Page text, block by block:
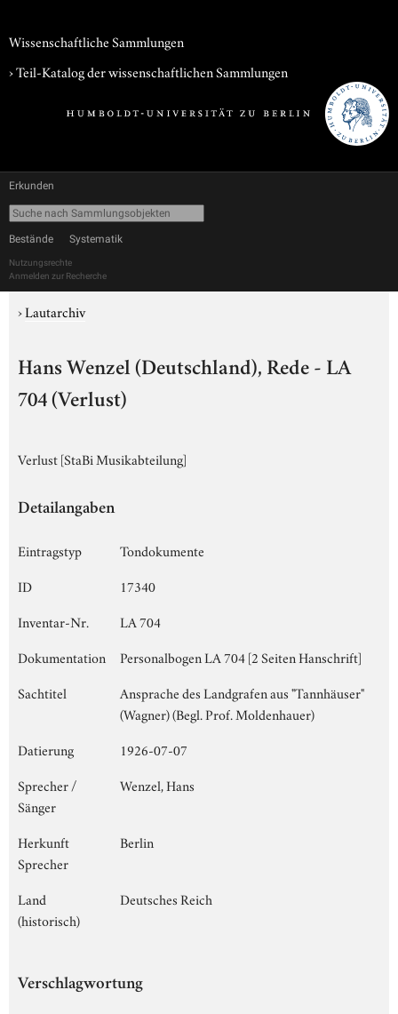
Wissenschaftliche Sammlungen
› Teil-Katalog der wissenschaftlichen Sammlungen
Erkunden
Bestände Systematik
Nutzungsrechte
Anmelden zur Recherche
›Lautarchiv
Hans Wenzel (Deutschland), Rede - LA
704 (Verlust)
Verlust [StaBi Musikabteilung]
Detailangaben
Eintragstyp
Tondokumente
ID
17340
Inventar-Nr.
LA 704
Dokumentation
Personalbogen LA 704 [2 Seiten Hanschrift]
Sachtitel
Ansprache des Landgrafen aus "Tannhäuser"
(Wagner) (Begl. Prof. Moldenhauer)
Datierung
1926-07-07
Sprecher /
Sänger
Wenzel, Hans
Herkunft
Sprecher
Berlin
Land
(historisch)
Deutsches Reich
Verschlagwortung